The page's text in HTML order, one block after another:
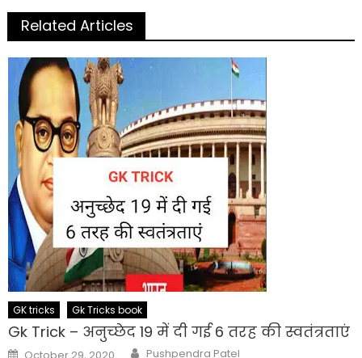
Related Articles
GK tricks Gk Tricks book
Gk Trick – अनुच्छेद 19 में दी गई 6 तरह की स्वतंत्रताएं
Posted
October 29, 2020 Author
Pushpendra Patel